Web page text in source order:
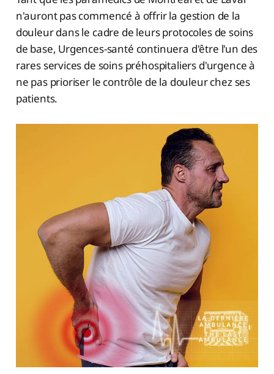
n'auront pas commencé à offrir la gestion de la
douleur dans le cadre de leurs protocoles de soins
de base, Urgences-santé continuera d'être l'un des
rares services de soins préhospitaliers d'urgence à
ne pas prioriser le contrôle de la douleur chez ses
patients.